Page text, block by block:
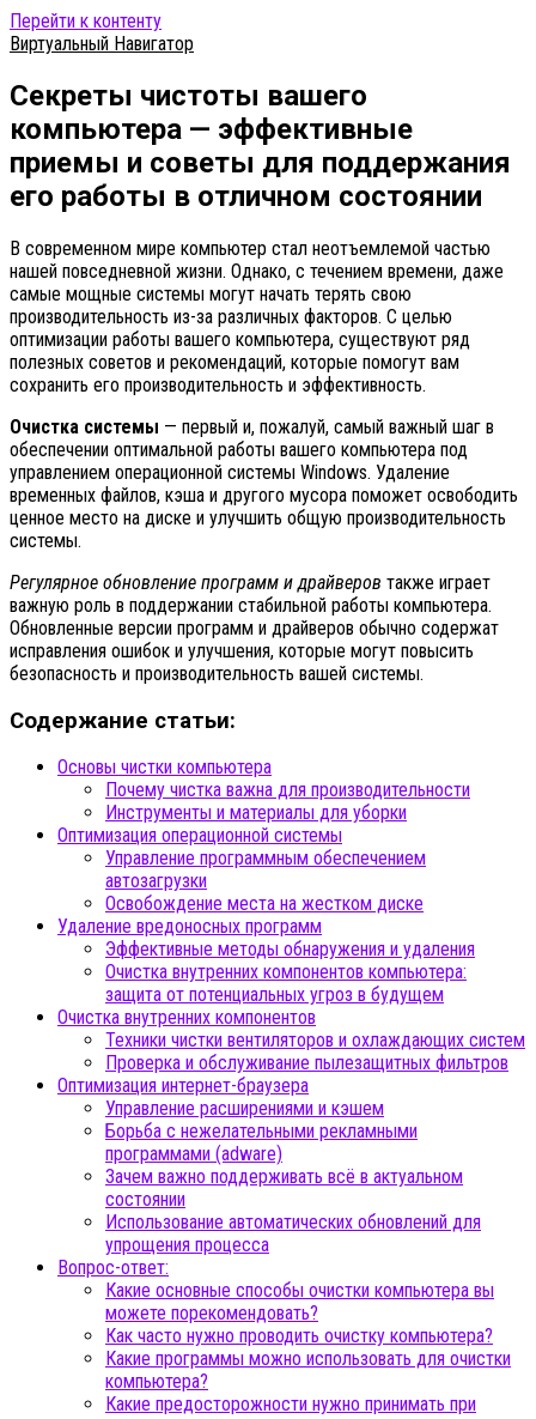
Перейти к контенту
Виртуальный Навигатор
Секреты чистоты вашего
компьютера — эффективные
приемы и советы для поддержания
его работы в отличном состоянии
В современном мире компьютер стал неотъемлемой частью
нашей повседневной жизни. Однако, с течением времени, даже
самые мощные системы могут начать терять свою
производительность из-за различных факторов. С целью
оптимизации работы вашего компьютера, существуют ряд
полезных советов и рекомендаций, которые помогут вам
сохранить его производительность и эффективность.
Очистка системы — первый и, пожалуй, самый важный шаг в
обеспечении оптимальной работы вашего компьютера под
управлением операционной системы Windows. Удаление
временных файлов, кэша и другого мусора поможет освободить
ценное место на диске и улучшить общую производительность
системы.
Регулярное обновление программ и драйверов также играет
важную роль в поддержании стабильной работы компьютера.
Обновленные версии программ и драйверов обычно содержат
исправления ошибок и улучшения, которые могут повысить
безопасность и производительность вашей системы.
Содержание статьи:
Основы чистки компьютера
Почему чистка важна для производительности
Инструменты и материалы для уборки
Оптимизация операционной системы
Управление программным обеспечением
автозагрузки
Освобождение места на жестком диске
Удаление вредоносных программ
Эффективные методы обнаружения и удаления
Очистка внутренних компонентов компьютера:
защита от потенциальных угроз в будущем
Очистка внутренних компонентов
Техники чистки вентиляторов и охлаждающих систем
Проверка и обслуживание пылезащитных фильтров
Оптимизация интернет-браузера
Управление расширениями и кэшем
Борьба с нежелательными рекламными
программами (adware)
Зачем важно поддерживать всё в актуальном
состоянии
Использование автоматических обновлений для
упрощения процесса
Вопрос-ответ:
Какие основные способы очистки компьютера вы
можете порекомендовать?
Как часто нужно проводить очистку компьютера?
Какие программы можно использовать для очистки
компьютера?
Какие предосторожности нужно принимать при